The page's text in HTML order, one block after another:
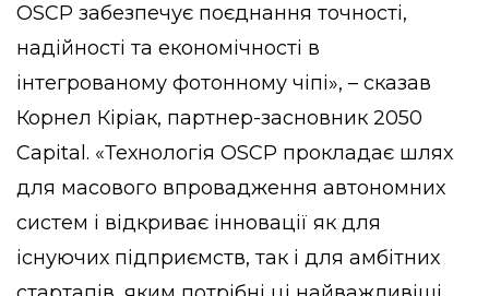
OSCP забезпечує поєднання точності,
надійності та економічності в
інтегрованому фотонному чіпі», – сказав
Корнел Кіріак, партнер-засновник 2050
Capital. «Технологія OSCP прокладає шлях
для масового впровадження автономних
систем і відкриває інновації як для
існуючих підприємств, так і для амбітних